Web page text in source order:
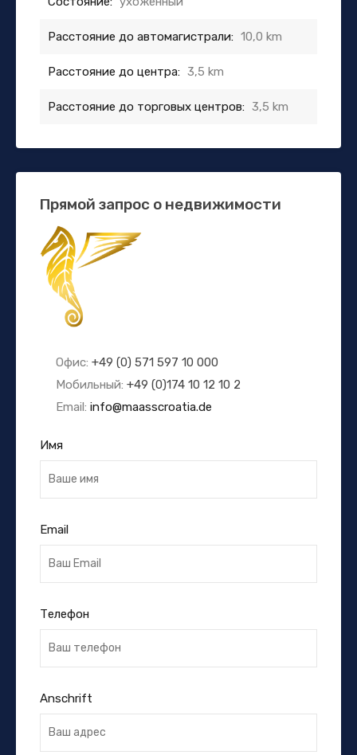
Расстояние до автомагистрали: 10,0 km
Расстояние до центра: 3,5 km
Расстояние до торговых центров: 3,5 km
Прямой запрос о недвижимости
Офис: +49 (0) 571 597 10 000
Мобильный: +49 (0)174 10 12 10 2
Email: info@maasscroatia.de
Имя
Email
Телефон
Anschrift